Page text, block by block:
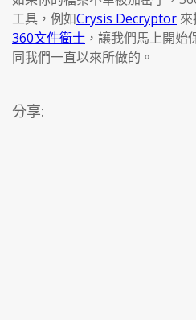
工具，例如Crysis Decryptor
360文件衛士 ，讓我們馬上開始
同我們一直以來所做的。
分享: